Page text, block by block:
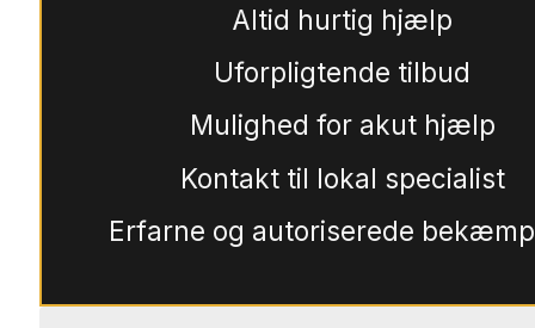
Altid hurtig hjælp
Uforpligtende tilbud
Mulighed for akut hjælp
Kontakt til lokal specialist
Erfarne og autoriserede